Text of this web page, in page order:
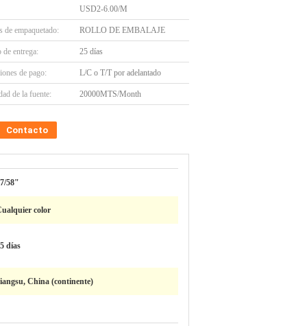
USD2-6.00/M
de empaquetado: ROLLO DE EMBALAJE
de entrega: 25 días
de pago: L/C o T/T por adelantado
de la fuente: 20000MTS/Month
Contacto
58"
color
días
China (continente)